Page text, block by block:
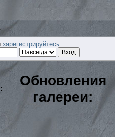
зарегистрируйтесь
Обновления
галереи: